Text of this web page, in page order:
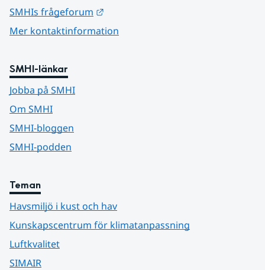
SMHIs frågeforum
Mer kontaktinformation
SMHI-länkar
Jobba på SMHI
Om SMHI
SMHI-bloggen
SMHI-podden
Teman
Havsmiljö i kust och hav
Kunskapscentrum för klimatanpassning
Luftkvalitet
SIMAIR